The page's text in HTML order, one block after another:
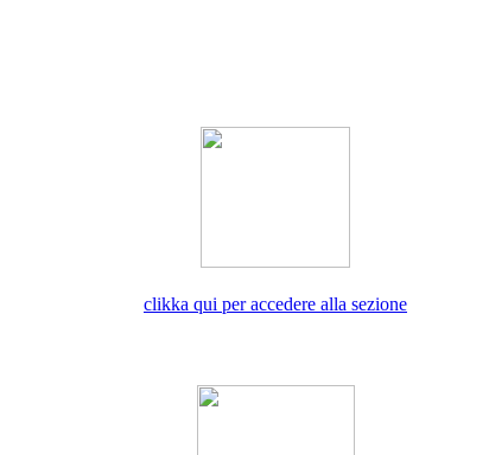
clikka qui per accedere alla sezione